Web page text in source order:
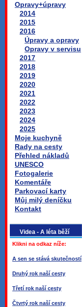
Opravy+úpravy
2014
2015
2016
Úpravy a opravy
Opravy v servisu
2017
2018
2019
2020
2021
2022
2023
2024
2025
Moje kuchyně
Rady na cesty
Přehled nákladů
UNESCO
Fotogalerie
Komentáře
Parkovací karty
Můj milý deníčku
Kontakt
Videa - A léta běží
Klikni na odkaz níže:
A sen se stává skutečností
Druhý rok naší cesty
Třetí rok naší cesty
Čtvrtý rok naší cesty